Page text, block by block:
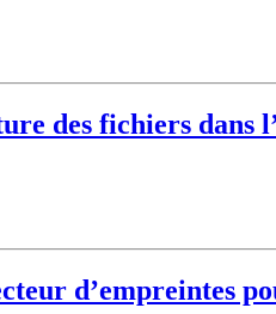
des fichiers dans
d’empreintes